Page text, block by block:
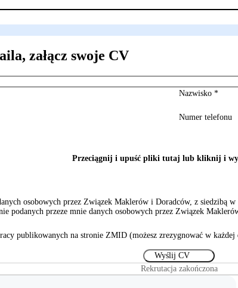
załącz swoje CV
Nazwisko *
Numer telefonu
Przeciągnij i upuść pliki tutaj lub kliknij i
osobowych przez Związek Maklerów i Doradców, z siedzibą
podanych przeze mnie danych osobowych przez Związek
publikowanych na stronie ZMID (możesz zrezygnować w każdej
Rekrutacja zakończona